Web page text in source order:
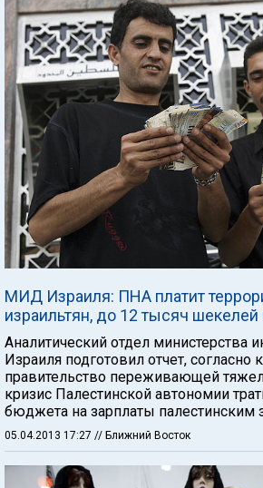
МИД Израиля: ПНА платит
израильтян, до 12 тысяч
Аналитический отдел министерства
Израиля подготовил отчет, согласно
правительство переживающей
кризис Палестинской автономии
бюджета на зарплаты
05.04.2013 17:27 // Ближний Восток